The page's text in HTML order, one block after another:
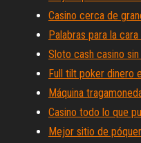
Casino cerca de
Palabras para la
Sloto cash casino
Full tilt poker dinero
Máquina
Casino todo lo que
Mejor sitio de